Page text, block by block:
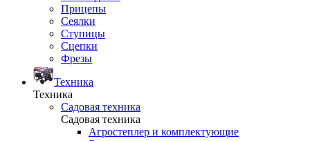
Прицепы
Сеялки
Ступицы
Сцепки
Фрезы
Техника
Техника
Садовая техника
Садовая техника
Агростеплер и комплектующие